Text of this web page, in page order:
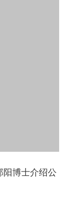
阳博士介绍公